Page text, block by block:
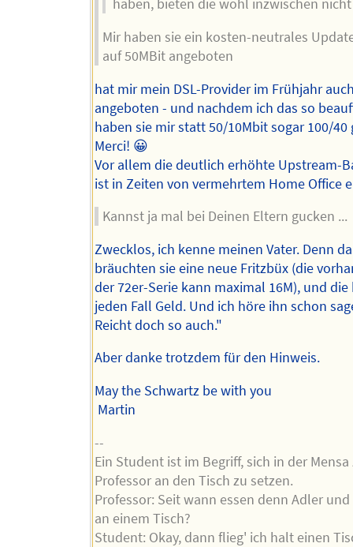
haben, bieten die wohl inzwischen
Mir haben sie ein kosten-neutrales
auf 50MBit angeboten
hat mir mein DSL-Provider im Frühjahr
angeboten - und nachdem ich das so
haben sie mir statt 50/10Mbit sogar 100/40
Merci! 😀
Vor allem die deutlich erhöhte Upstream-
ist in Zeiten von vermehrtem Home Office
Kannst ja mal bei Deinen Eltern gucken ...
Zwecklos, ich kenne meinen Vater. Denn
bräuchten sie eine neue Fritzbüx (die
der 72er-Serie kann maximal 16M), und
jeden Fall Geld. Und ich höre ihn schon
Reicht doch so auch."
Aber danke trotzdem für den Hinweis.
May the Schwartz be with you
Martin
--
Ein Student ist im Begriff, sich in der
Professor an den Tisch zu setzen.
Professor: Seit wann essen denn Adler
an einem Tisch?
Student: Okay, dann flieg' ich halt einen